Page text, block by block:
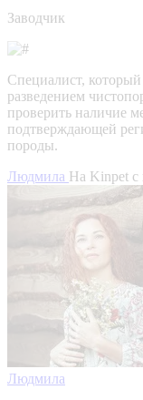
Заводчик
Специалист,
разведением
проверить наличие
подтверждающей
породы.
Людмила На Kinpet c
Людмила